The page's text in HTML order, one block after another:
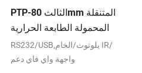
PTP-الثالث 80mm المتنقلة
المحمولة الطابعة الحرارية
RS232/USB,بلوتوث/الخام IR/
واجهة واي فاي دعم